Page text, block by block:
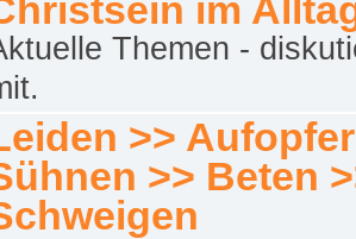
im
Themen -
>>
>> Beten